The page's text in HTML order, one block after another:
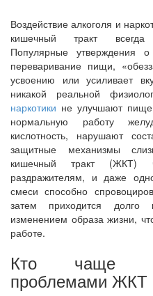
Воздействие алкоголя и
кишечный тракт всегда
Популярные утверждения
переваривание пищи,
усвоению или усиливает
никакой реальной
наркотики не улучшают
нормальную работу
кислотность, нарушают
защитные механизмы
кишечный тракт (ЖКТ)
раздражителям, и даже
смеси способно
затем приходится долго
изменением образа жизни,
работе.
Кто чаще
проблемами ЖКТ